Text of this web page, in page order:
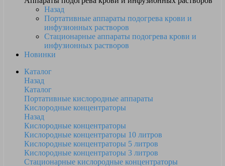
Назад
Портативные аппараты подогрева крови и
инфузионных растворов
Стационарные аппараты подогрева крови и
инфузионных растворов
Новинки
Каталог
Назад
Каталог
Портативные кислородные аппараты
Кислородные концентраторы
Назад
Кислородные концентраторы
Кислородные концентраторы 10 литров
Кислородные концентраторы 5 литров
Кислородные концентраторы 3 литров
Стационарные кислородные концентраторы